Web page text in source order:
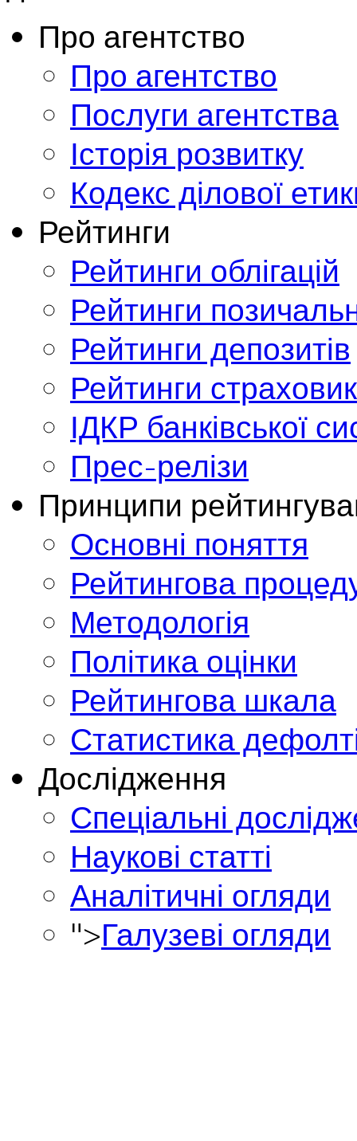
Про агентство
Про агентство
Послуги агентства
Історія розвитку
Кодекс ділової
Рейтинги
Рейтинги облігацій
Рейтинги
Рейтинги депозитів
Рейтинги
ІДКР банківської
Прес-релізи
Принципи
Основні поняття
Рейтингова
Методологія
Політика оцінки
Рейтингова шкала
Статистика
Дослідження
Спеціальні
Наукові статті
Аналітичні огляди
">Галузеві огляди